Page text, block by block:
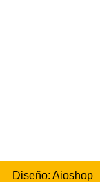
Diseño: Aioshop